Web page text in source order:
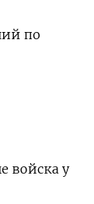
по
войска у